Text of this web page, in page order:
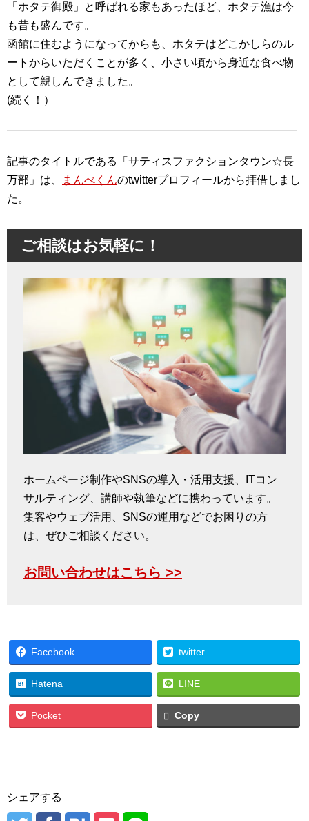
「ホタテ御殿」と呼ばれる家もあったほど、ホタテ漁は今
も昔も盛んです。
函館に住むようになってからも、ホタテはどこかしらのル
ートからいただくことが多く、小さい頃から身近な食べ物
として親しんできました。
(続く！）
記事のタイトルである「サティスファクションタウン☆長
万部」は、
まんべくんのtwitterプロフィールから拝借しまし
た。
ご相談はお気軽に！
ホームページ制作やSNSの導入・活用支援、ITコン
サルティング、講師や執筆などに携わっています。
集客やウェブ活用、SNSの運用などでお困りの方
は、ぜひご相談ください。
お問い合わせはこちら >>
Facebook twitter
Hatena LINE
Pocket Copy
シェアする